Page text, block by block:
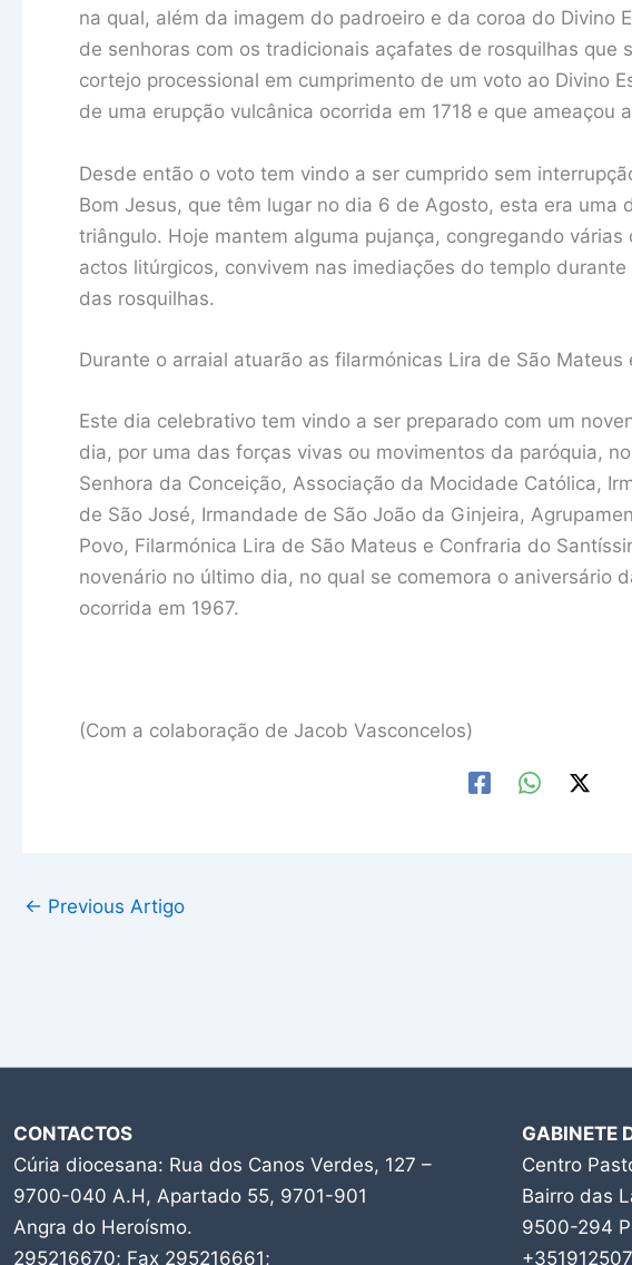
na qual, além da imagem do padroeiro e da coroa do Divino
de senhoras com os tradicionais açafates de rosquilhas que
cortejo processional em cumprimento de um voto ao Divino
de uma erupção vulcânica ocorrida em 1718 e que ameaçou
Desde então o voto tem vindo a ser cumprido sem
Bom Jesus, que têm lugar no dia 6 de Agosto, esta era
triângulo. Hoje mantem alguma pujança, congregando
actos litúrgicos, convivem nas imediações do templo
das rosquilhas.
Durante o arraial atuarão as filarmónicas Lira de São Mateus
Este dia celebrativo tem vindo a ser preparado com um
dia, por uma das forças vivas ou movimentos da paróquia,
Senhora da Conceição, Associação da Mocidade Católica,
de São José, Irmandade de São João da Ginjeira,
Povo, Filarmónica Lira de São Mateus e Confraria do
novenário no último dia, no qual se comemora o aniversário
ocorrida em 1967.
(Com a colaboração de Jacob Vasconcelos)
← Previous Artigo
CONTACTOS
Cúria diocesana: Rua dos Canos Verdes, 127 –
9700-040 A.H, Apartado 55, 9701-901
Angra do Heroísmo.
295216670; Fax 295216661;
GABINETE
Centro
Bairro das
9500-294